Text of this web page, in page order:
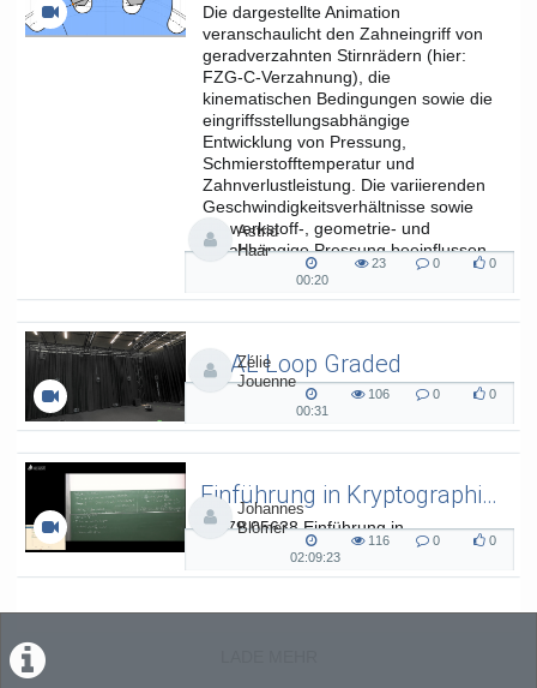
Die dargestellte Animation
veranschaulicht den Zahneingriff von
geradverzahnten Stirnrädern (hier:
FZG-C-Verzahnung), die
kinematischen Bedingungen sowie die
eingriffsstellungsabhängige
Entwicklung von Pressung,
Schmierstofftemperatur und
Zahnverlustleistung. Die variierenden
Geschwindigkeitsverhältnisse sowie
die werkstoff-, geometrie- und
lastabhängige Pressung beeinflussen
Astrid
Haar
00:20
00:20
23
views
0
Kommentare
0
likes
SAAL Loop Graded
SAAL Musikinformatik
Zélie
Jouenne
00:31
00:31
106
views
0
Kommentare
0
likes
Einführung in Kryptographie (in English) 15
L.079.05638 Einführung in
Kryptographie (in English) - SoSe 26
Johannes
Blömer
02:09:23
02:09:23
116
views
0
Kommentare
0
likes